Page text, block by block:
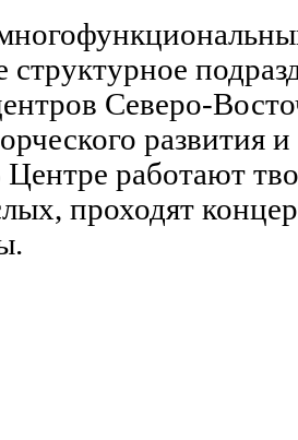
структурное
Северо-
развития
работают
проходят